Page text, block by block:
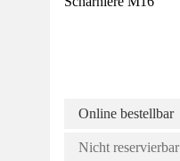
Online bestellbar
Nicht reservierbar